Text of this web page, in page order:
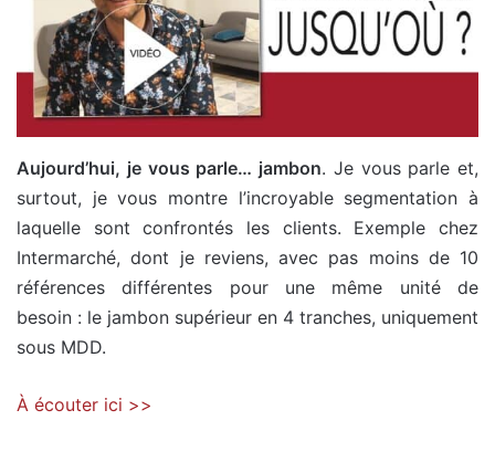
Aujourd’hui, je vous parle… jambon. Je vous parle et,
surtout, je vous montre l’incroyable segmentation à
laquelle sont confrontés les clients. Exemple chez
Intermarché, dont je reviens, avec pas moins de 10
références différentes pour une même unité de
besoin : le jambon supérieur en 4 tranches, uniquement
sous MDD.
À écouter ici >>